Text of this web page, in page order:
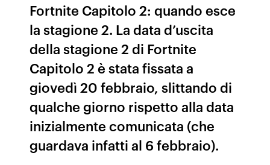
Fortnite Capitolo 2: quando esce
la stagione 2. La data d’uscita
della stagione 2 di Fortnite
Capitolo 2 è stata fissata a
giovedì 20 febbraio, slittando di
qualche giorno rispetto alla data
inizialmente comunicata (che
guardava infatti al 6 febbraio).